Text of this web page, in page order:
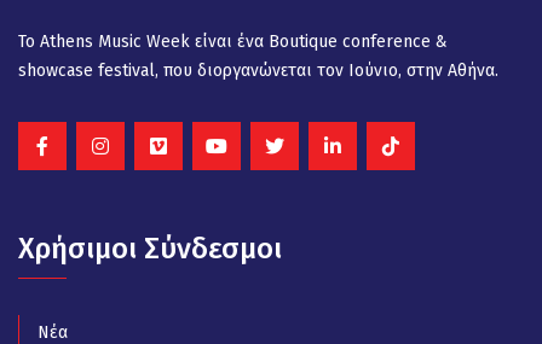
Το Athens Music Week είναι ένα Βοutique conference &
showcase festival, που διοργανώνεται τον Ιούνιο, στην Αθήνα.
Χρήσιμοι Σύνδεσμοι
Νέα